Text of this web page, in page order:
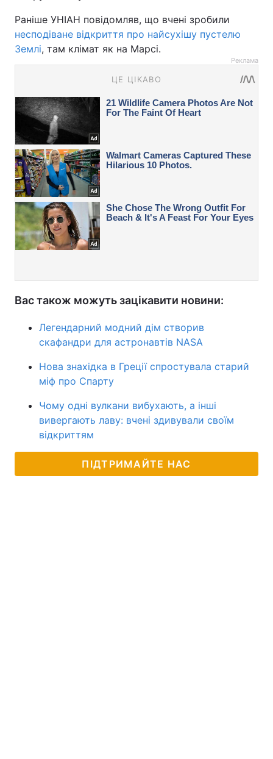
Раніше УНІАН повідомляв, що вчені зробили
несподіване відкриття про найсухішу пустелю
Землі, там клімат як на Марсі.
Реклама
Вас також можуть зацікавити новини:
Легендарний модний дім створив
скафандри для астронавтів NASA
Нова знахідка в Греції спростувала старий
міф про Спарту
Чому одні вулкани вибухають, а інші
вивергають лаву: вчені здивували своїм
відкриттям
ПІДТРИМАЙТЕ НАС